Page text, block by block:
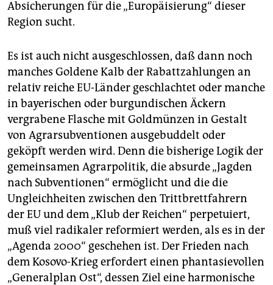
Absicherungen für die „Europäisierung“ dieser
Region sucht.
Es ist auch nicht ausgeschlossen, daß dann noch
manches Goldene Kalb der Rabattzahlungen an
relativ reiche EU-Länder geschlachtet oder manche
in bayerischen oder burgundischen Äckern
vergrabene Flasche mit Goldmünzen in Gestalt
von Agrarsubventionen ausgebuddelt oder
geköpft werden wird. Denn die bisherige Logik der
gemeinsamen Agrarpolitik, die absurde „Jagden
nach Subventionen“ ermöglicht und die die
Ungleichheiten zwischen den Trittbrettfahrern
der EU und dem „Klub der Reichen“ perpetuiert,
muß viel radikaler reformiert werden, als es in der
„Agenda 2000“ geschehen ist. Der Frieden nach
dem Kosovo-Krieg erfordert einen phantasievollen
„Generalplan Ost“, dessen Ziel eine harmonische